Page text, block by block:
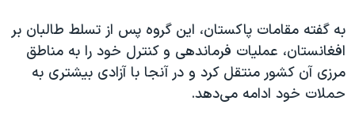
به گفته مقامات پاکستان، این گروه پس از تسلط طالبان بر
افغانستان، عملیات فرماندهی و کنترل خود را به مناطق
مرزی آن کشور منتقل کرد و در آنجا با آزادی بیشتری به
حملات خود ادامه می‌دهد.